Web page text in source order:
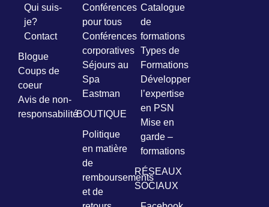
Qui suis-
je?
Contact
Blogue
Coups de
coeur
Avis de non-
responsabilité
Conférences
pour tous
Conférences
corporatives
Séjours au
Spa
Eastman
BOUTIQUE
Politique
en matière
de
remboursements
et de
Catalogue
de
formations
Types de
Formations
Développer
l’expertise
en PSN
Mise en
garde –
formations
RÉSEAUX
SOCIAUX
Courriel
*
pourrez
vous
désabonner
tout
temps